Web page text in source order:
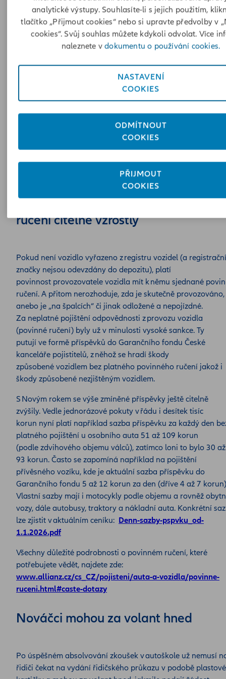
Sankce za neplacení povinného
ručení citelně vzrostly
Pokud není vozidlo vyřazeno z registru vozidel (a registrační
značky nejsou odevzdány do depozitu), platí
povinnost provozovatele vozidla mít k němu sjednané
ručení. A přitom nerozhoduje, zda je skutečně provozováno,
anebo je „na špalcích“ či jinak odložené a nepojízdné.
Za neplatné pojištění odpovědnosti z provozu vozidla
(povinné ručení) byly už v minulosti vysoké sankce. Ty
putují ve formě příspěvků do Garančního fondu České
kanceláře pojistitelů, z něhož se hradí škody
způsobené vozidlem bez platného povinného ručení jakož i
škody způsobené nezjištěným vozidlem.
S Novým rokem se výše zmíněné příspěvky ještě citelně
zvýšily. Vedle jednorázové pokuty v řádu i desítek tisíc
korun nyní platí například sazba příspěvku za každý den
platného pojištění u osobního auta 51 až 109 korun
(podle zdvihového objemu válců), zatímco loni to bylo 30 až
93 korun. Často se zapomíná například na pojištění
přívěsného vozíku, kde je aktuální sazba příspěvku do
Garančního fondu 5 až 12 korun za den (dříve 4 až 7
Vlastní sazby mají i motocykly podle objemu a rovněž
vozy, dále autobusy, traktory a nákladní auta. Konkrétní
lze zjistit v aktuálním ceníku: Denn-sazby-pspvku_od-
1.1.2026.pdf
Všechny důležité podrobnosti o povinném ručení, které
potřebujete vědět, najdete zde:
www.allianz.cz/cs_CZ/pojisteni/auta-a-vozidla/povinne-
ruceni.html#caste-dotazy
Nováčci mohou za volant hned
Po úspěšném absolvování zkoušek v autoškole už nemusí
řidiči čekat na vydání řidičského průkazu v podobě plastové
analytické výstupy. Souhlasíte-li s jejich použitím,
tlačítko „Přijmout cookies“ nebo si upravte předvolby v
cookies“. Svůj souhlas můžete kdykoli odvolat. Více
naleznete vdokumentu o používání cookies.
NASTAVENÍ
COOKIES
ODMÍTNOUT
COOKIES
PŘIJMOUT
COOKIES